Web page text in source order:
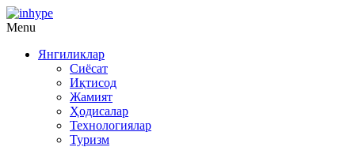
Menu
Янгиликлар
Сиёсат
Иқтисод
Жамият
Ҳодисалар
Технологиялар
Туризм